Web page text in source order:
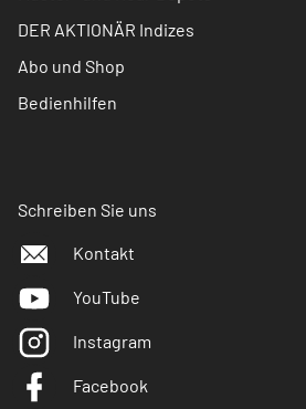
DER AKTIONÄR Indizes
Abo und Shop
Bedienhilfen
Schreiben Sie uns
Kontakt
YouTube
Instagram
Facebook